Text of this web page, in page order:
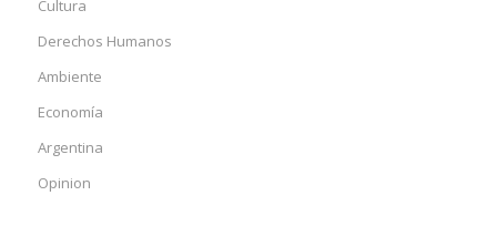
Cultura
Derechos Humanos
Ambiente
Economía
Argentina
Opinion